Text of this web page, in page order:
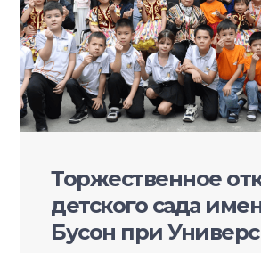
Торжественное
детского сада
Бусон при